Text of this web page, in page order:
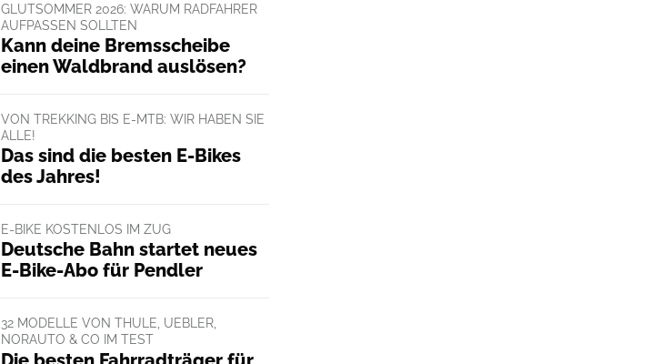
GLUTSOMMER 2026: WARUM RADFAHRER
AUFPASSEN SOLLTEN
Kann deine Bremsscheibe
einen Waldbrand auslösen?
VON TREKKING BIS E-MTB: WIR HABEN SIE
ALLE!
Das sind die besten E-Bikes
des Jahres!
E-BIKE KOSTENLOS IM ZUG
Deutsche Bahn startet neues
E-Bike-Abo für Pendler
32 MODELLE VON THULE, UEBLER,
NORAUTO & CO IM TEST